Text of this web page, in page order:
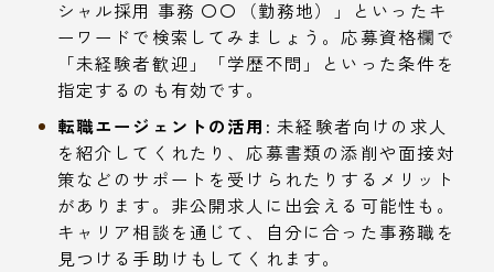
シャル採用 事務 〇〇（勤務地）」といったキ
ーワードで検索してみましょう。応募資格欄で
「未経験者歓迎」「学歴不問」といった条件を
指定するのも有効です。
転職エージェントの活用: 未経験者向けの求人
を紹介してくれたり、応募書類の添削や面接対
策などのサポートを受けられたりするメリット
があります。非公開求人に出会える可能性も。
キャリア相談を通じて、自分に合った事務職を
見つける手助けもしてくれます。